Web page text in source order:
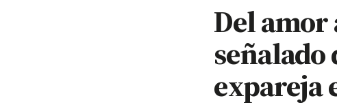
Del
señalado
expareja